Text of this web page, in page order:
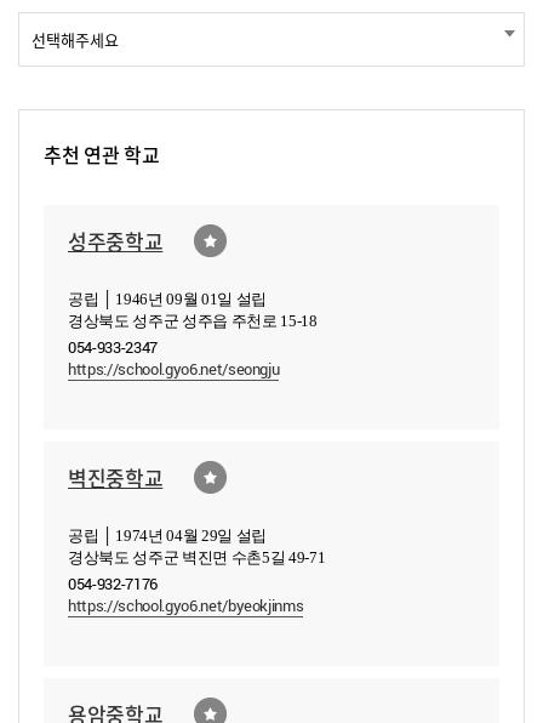
추천 연관 학교
성주중학교
공립 │ 1946년 09월 01일 설립
경상북도 성주군 성주읍 주천로 15-18
054-933-2347
https://school.gyo6.net/seongju
벽진중학교
공립 │ 1974년 04월 29일 설립
경상북도 성주군 벽진면 수촌5길 49-71
054-932-7176
https://school.gyo6.net/byeokjinms
용암중학교